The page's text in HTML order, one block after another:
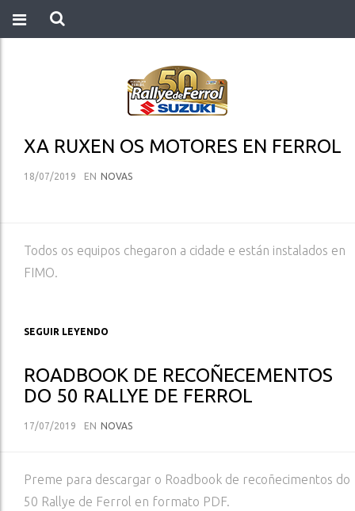
XA RUXEN OS MOTORES EN FERROL
18/07/2019 EN NOVAS
Todos os equipos chegaron a cidade e están instalados en
FIMO.
SEGUIR LEYENDO
ROADBOOK DE RECOÑECEMENTOS
DO 50 RALLYE DE FERROL
17/07/2019 EN NOVAS
Preme para descargar o Roadbook de recoñecimentos do
50 Rallye de Ferrol en formato PDF.